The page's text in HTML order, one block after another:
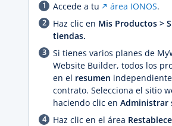
Accede a tu área IONOS.
Haz clic en Mis Productos >
tiendas.
Si tienes varios planes de
Website Builder, todos los
en el resumen
contrato. Selecciona el sitio
haciendo clic en Administrar
Haz clic en el área